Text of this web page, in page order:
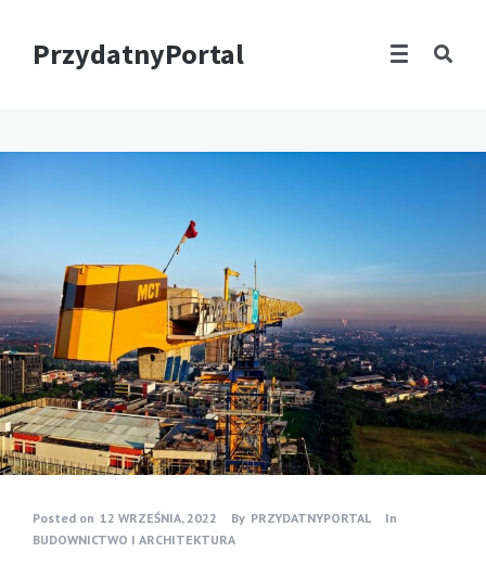
PrzydatnyPortal
Posted on 12 WRZEŚNIA, 2022 By PRZYDATNYPORTAL
In
BUDOWNICTWO I ARCHITEKTURA